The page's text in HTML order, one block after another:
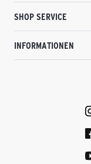
SHOP SERVICE
INFORMATIONEN